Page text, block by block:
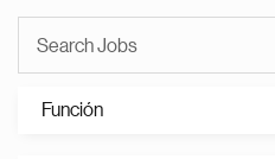
Función